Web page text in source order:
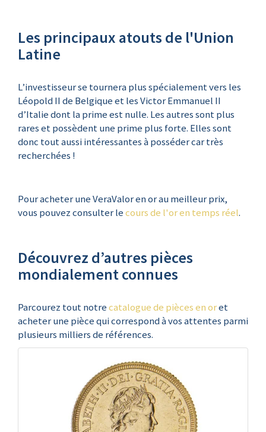
Les principaux atouts de l'Union
Latine
L’investisseur se tournera plus spécialement vers les
Léopold II de Belgique et les Victor Emmanuel II
d’Italie dont la prime est nulle. Les autres sont plus
rares et possèdent une prime plus forte. Elles sont
donc tout aussi intéressantes à posséder car très
recherchées !
Pour acheter une VeraValor en or au meilleur prix,
vous pouvez consulter lecours de l'or en temps réel.
Découvrez d’autres pièces
mondialement connues
Parcourez tout notrecatalogue de pièces en oret
acheter une pièce qui correspond à vos attentes parmi
plusieurs milliers de références.